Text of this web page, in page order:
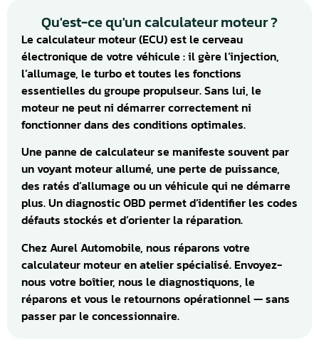
Qu'est-ce qu'un calculateur moteur ?
Le calculateur moteur (ECU) est le cerveau
électronique de votre véhicule : il gère l’injection,
l’allumage, le turbo et toutes les fonctions
essentielles du groupe propulseur. Sans lui, le
moteur ne peut ni démarrer correctement ni
fonctionner dans des conditions optimales.
Une panne de calculateur se manifeste souvent par
un voyant moteur allumé, une perte de puissance,
des ratés d’allumage ou un véhicule qui ne démarre
plus. Un diagnostic OBD permet d’identifier les codes
défauts stockés et d’orienter la réparation.
Chez Aurel Automobile, nous réparons votre
calculateur moteur en atelier spécialisé. Envoyez-
nous votre boîtier, nous le diagnostiquons, le
réparons et vous le retournons opérationnel — sans
passer par le concessionnaire.